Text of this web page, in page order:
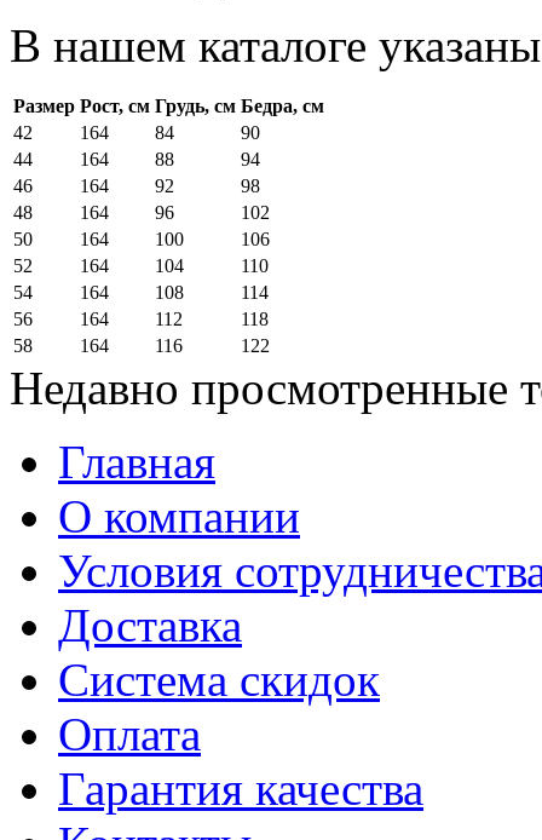
В нашем каталоге
Размер Рост, см Грудь, см Бедра, см
42
164 84
90
44
164 88
94
46
164 92
98
48
164 96
102
50
164 100
106
52
164 104
110
54
164 108
114
56
164 112
118
58
164 116 122
Недавно просмотренные
Главная
О компании
Условия
Доставка
Система скидок
Оплата
Гарантия качества